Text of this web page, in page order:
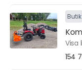
Butik
Visa
154